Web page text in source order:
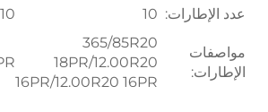
عدد الإطارات: 10
10
مواصفات
الإطارات:
365/85R20
18PR/12.00R20
16PR/12.00R20 16PR